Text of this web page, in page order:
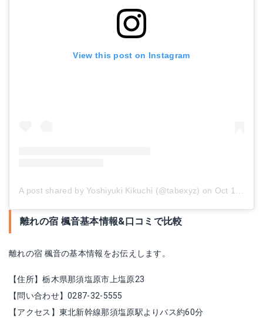
View this post on Instagram
A post shared by Yoshiyuki Kikuchi (@tabexyz) on Oct 10, 2018 at 5:29am PDT
離れの宿 楓音基本情報&口コミで比較
離れの宿 楓音の基本情報をお伝えします。
【住所】栃木県那須塩原市上塩原23
【問い合わせ】0287-32-5555
【アクセス】東北新幹線那須塩原駅よりバス約60分